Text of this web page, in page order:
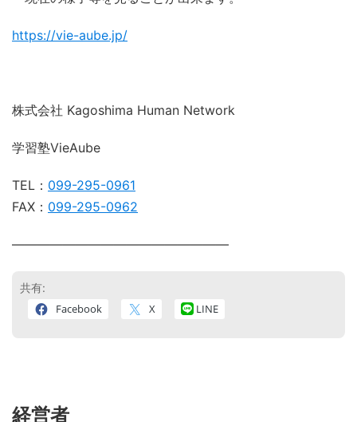
https://vie-aube.jp/
株式会社 Kagoshima Human Network
学習塾VieAube
TEL： 099-295-0961
FAX： 099-295-0962
―――――――――――――――――
共有:
Facebook X LINE
経営者